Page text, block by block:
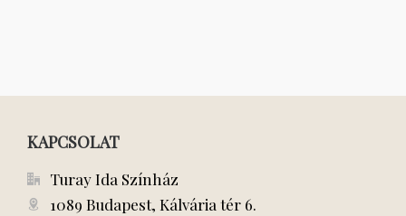
KAPCSOLAT
Turay Ida Színház
1089 Budapest, Kálvária tér 6.